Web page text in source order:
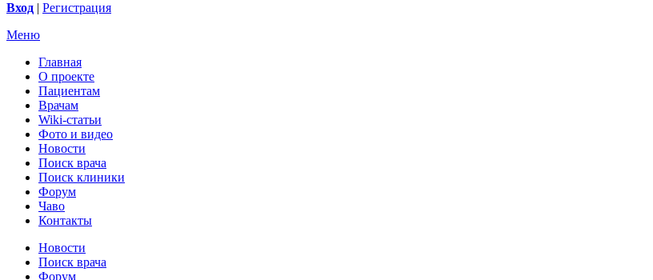
Вход | Регистрация
Меню
Главная
О проекте
Пациентам
Врачам
Wiki-статьи
Фото и видео
Новости
Поиск врача
Поиск клиники
Форум
Чаво
Контакты
Новости
Поиск врача
Форум